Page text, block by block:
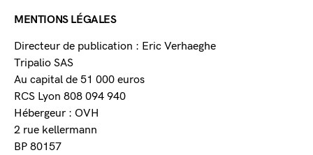
MENTIONS LÉGALES
Directeur de publication : Eric Verhaeghe
Tripalio SAS
Au capital de 51 000 euros
RCS Lyon 808 094 940
Hébergeur : OVH
2 rue kellermann
BP 80157